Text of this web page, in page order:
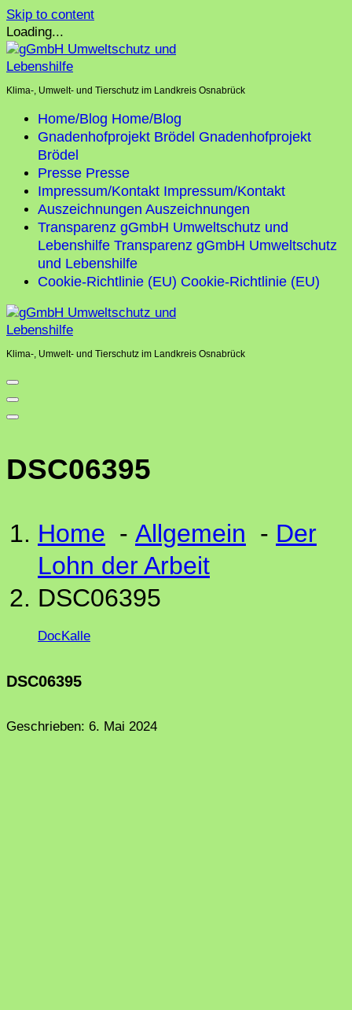
Skip to content
Loading...
Klima-, Umwelt- und Tierschutz im Landkreis Osnabrück
Home/Blog Home/Blog
Gnadenhofprojekt Brödel Gnadenhofprojekt
Brödel
Presse Presse
Impressum/Kontakt Impressum/Kontakt
Auszeichnungen Auszeichnungen
Transparenz gGmbH Umweltschutz und
Lebenshilfe Transparenz gGmbH Umweltschutz
und Lebenshilfe
Cookie-Richtlinie (EU) Cookie-Richtlinie (EU)
Klima-, Umwelt- und Tierschutz im Landkreis Osnabrück
DSC06395
Home - Allgemein - Der
Lohn der Arbeit
DSC06395
DocKalle
DSC06395
Geschrieben: 6. Mai 2024